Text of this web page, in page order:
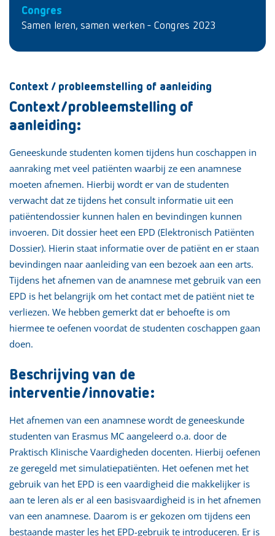
Congres
Samen leren, samen werken - Congres 2023
Context / probleemstelling of aanleiding
Context/probleemstelling of
aanleiding:
Geneeskunde studenten komen tijdens hun coschappen in
aanraking met veel patiënten waarbij ze een anamnese
moeten afnemen. Hierbij wordt er van de studenten
verwacht dat ze tijdens het consult informatie uit een
patiëntendossier kunnen halen en bevindingen kunnen
invoeren. Dit dossier heet een EPD (Elektronisch Patiënten
Dossier). Hierin staat informatie over de patiënt en er staan
bevindingen naar aanleiding van een bezoek aan een arts.
Tijdens het afnemen van de anamnese met gebruik van een
EPD is het belangrijk om het contact met de patiënt niet te
verliezen. We hebben gemerkt dat er behoefte is om
hiermee te oefenen voordat de studenten coschappen gaan
doen.
Beschrijving van de
interventie/innovatie:
Het afnemen van een anamnese wordt de geneeskunde
studenten van Erasmus MC aangeleerd o.a. door de
Praktisch Klinische Vaardigheden docenten. Hierbij oefenen
ze geregeld met simulatiepatiënten. Het oefenen met het
gebruik van het EPD is een vaardigheid die makkelijker is
aan te leren als er al een basisvaardigheid is in het afnemen
van een anamnese. Daarom is er gekozen om tijdens een
bestaande master les het EPD-gebruik te introduceren. Er is